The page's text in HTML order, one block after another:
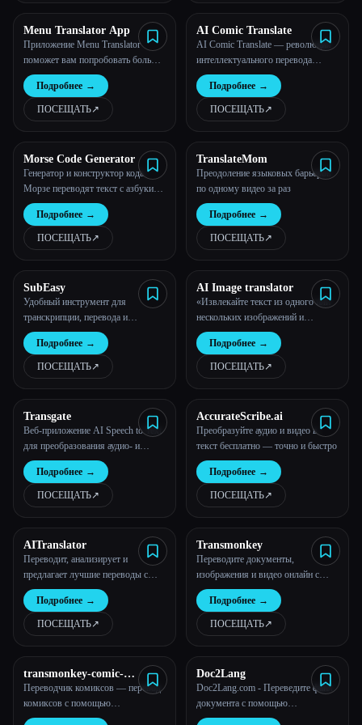
Menu Translator App
Приложение Menu Translator
поможет вам попробовать больше
местных блюд за рубежом и
позволит вам без проблем
открывать для себя кухни мира!
Подробнее →
ПОСЕЩАТЬ↗︎
AI Comic Translate
AI Comic Translate — революция
интеллектуального перевода
комиксов
Подробнее →
ПОСЕЩАТЬ↗︎
Morse Code Generator
Генератор и конструктор кода
Морзе переводят текст с азбуки
Морзе
Подробнее →
ПОСЕЩАТЬ↗︎
TranslateMom
Преодоление языковых барьеров
по одному видео за раз
Подробнее →
ПОСЕЩАТЬ↗︎
SubEasy
Удобный инструмент для
транскрипции, перевода и
суммирования видео и аудио на
базе искусственного интеллекта
Подробнее →
ПОСЕЩАТЬ↗︎
AI Image translator
«Извлекайте текст из одного или
нескольких изображений и
переводите их на более 100 языков
сразу, сохраняя исходное
форматирование. Попробуйте
перевести изображение одним
Подробнее →
ПОСЕЩАТЬ↗︎
Transgate
Веб-приложение AI Speech to Text
для преобразования аудио- и
видеозаписей в точный текст
Подробнее →
ПОСЕЩАТЬ↗︎
AccurateScribe.ai
Преобразуйте аудио и видео в
текст бесплатно — точно и быстро
Подробнее →
ПОСЕЩАТЬ↗︎
AITranslator
Переводит, анализирует и
предлагает лучшие переводы с
использованием искусственного
интеллекта.
Подробнее →
ПОСЕЩАТЬ↗︎
Transmonkey
Переводите документы,
изображения и видео онлайн с
помощью искусственного
интеллекта | Transmonkey
Подробнее →
ПОСЕЩАТЬ↗︎
transmonkey-comic-
translator
Переводчик комиксов — перевод
комиксов с помощью
искусственного интеллекта |
Doc2Lang
Doc2Lang.com - Переведите файл
документа с помощью
искусственного интеллекта